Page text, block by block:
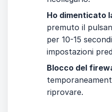
Ho dimenticato
premuto il
per 10-15
impostazioni
Blocco del
riprovare.